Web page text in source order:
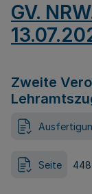
GV.
Zweite
Seite 448